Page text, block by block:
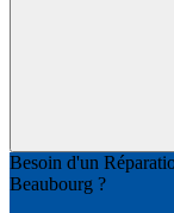
Besoin d'un
Beaubourg ?